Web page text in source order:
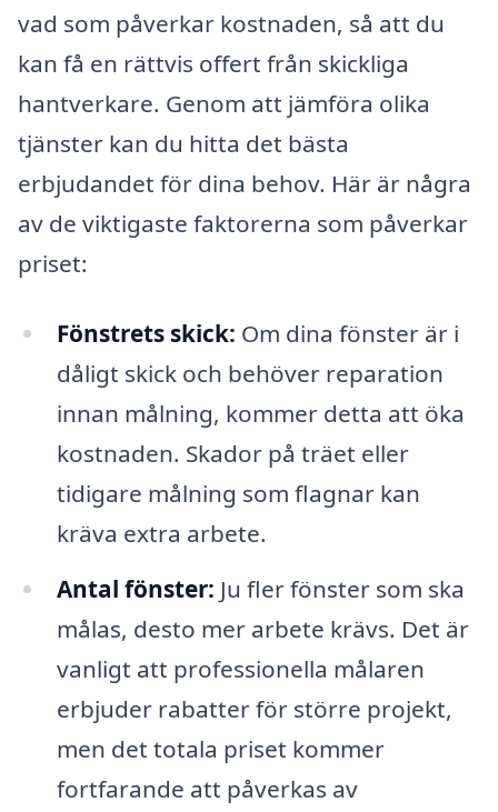
vad som påverkar kostnaden, så att du
kan få en rättvis offert från skickliga
hantverkare. Genom att jämföra olika
tjänster kan du hitta det bästa
erbjudandet för dina behov. Här är några
av de viktigaste faktorerna som påverkar
priset:
Fönstrets skick: Om dina fönster är i
dåligt skick och behöver reparation
innan målning, kommer detta att öka
kostnaden. Skador på träet eller
tidigare målning som flagnar kan
kräva extra arbete.
Antal fönster: Ju fler fönster som ska
målas, desto mer arbete krävs. Det är
vanligt att professionella målaren
erbjuder rabatter för större projekt,
men det totala priset kommer
fortfarande att påverkas av